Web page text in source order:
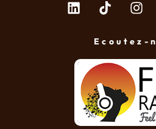
Ecoutez-